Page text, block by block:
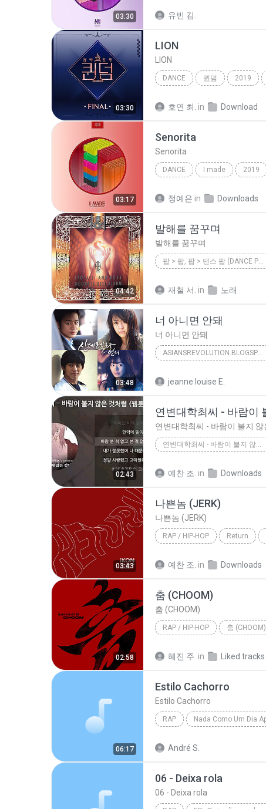
03:30 유빈 김.
03:30
LION
LION
DANCE 퀸덤 2019
호연 최. in Download
03:17
Senorita
Senorita
DANCE I made 2019
정예은 in Downloads
04:42
발해를 꿈꾸며
발해를 꿈꾸며
팝 > 팝, 팝 > 댄스 팝 (DANCE POP)
재철 서. in 노래
03:48
너 아니면 안돼
너 아니면 안돼
ASIANSREVOLUTION.BLOGSPOT.COM
jeanne louise E.
02:43
연변대학최씨 - 바람이 불지 않은 것처럼 (웹툰 _선녀외전_ X 연변대학최씨) [가사_LYRICS]
예찬 조. in Downloads
03:43
나쁜놈 (JERK)
나쁜놈 (JERK)
RAP / HIP-HOP Return
예찬 조. in Downloads
02:58
춤 (CHOOM)
춤 (CHOOM)
RAP / HIP-HOP 춤 (CHOOM)
혜진 주. in Liked tracks
06:17
Estilo Cachorro
Estilo Cachorro
RAP
André S.
06 - Deixa rola
06 - Deixa rola